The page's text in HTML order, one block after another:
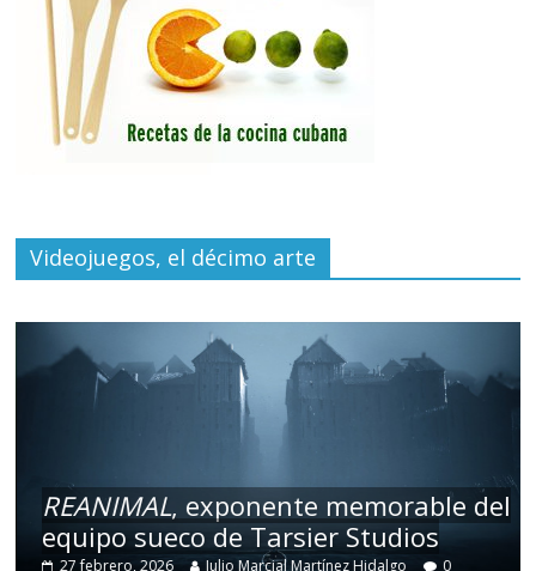
Videojuegos, el décimo arte
REANIMAL, exponente memorable del
equipo sueco de Tarsier Studios
27 febrero, 2026 Julio Marcial Martínez Hidalgo 0